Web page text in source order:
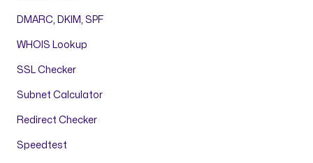
DMARC, DKIM, SPF
WHOIS Lookup
SSL Checker
Subnet Calculator
Redirect Checker
Speedtest